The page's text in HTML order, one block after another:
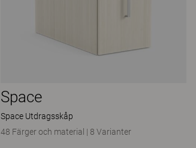
Space
Space Utdragsskåp
48 Färger och material | 8 Varianter